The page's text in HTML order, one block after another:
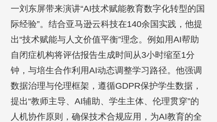
一刘东屏带来演讲“AI技术赋能教育数字化转型的国
际经验”。结合亚马逊云科技在140余国实践，他提
出“技术赋能与人文价值平衡”理念。例如用AI帮助
自闭症机构将评估报告生成时间从3小时缩至1分
钟，与培生合作利用AI动态调整学习路径。他强调
数据治理与伦理框架，遵循GDPR保护学生数据，
提出“教师主导、AI辅助、学生主体、伦理贯穿”的
人机协作原则，确保技术合规应用，为AI教育的全